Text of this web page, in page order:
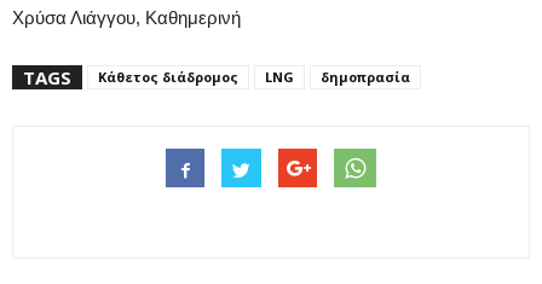
Χρύσα Λιάγγου, Καθημερινή
TAGS Κάθετος διάδρομος LNG δημοπρασία